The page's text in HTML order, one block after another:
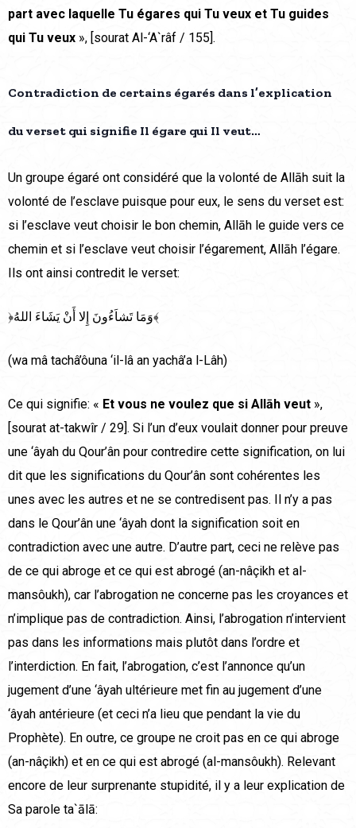
part avec laquelle Tu égares qui Tu veux et Tu guides
qui Tu veux », [sourat Al-‘A`râf / 155].
Contradiction de certains égarés dans l’explication
du verset qui signifie Il égare qui Il veut…
Un groupe égaré ont considéré que la volonté de Allāh suit la
volonté de l’esclave puisque pour eux, le sens du verset est:
si l’esclave veut choisir le bon chemin, Allāh le guide vers ce
chemin et si l’esclave veut choisir l’égarement, Allāh l’égare.
Ils ont ainsi contredit le verset:
﴿وَمَا تَشاَءُونَ إِلا أَنْ يَشَاءَ اللهُ﴾
(wa mâ tachâ’ôuna ‘il-lâ an yachâ’a l-Lâh)
Ce qui signifie: « Et vous ne voulez que si Allāh veut »,
[sourat at-takwîr / 29]. Si l’un d’eux voulait donner pour preuve
une ‘âyah du Qour’ân pour contredire cette signification, on lui
dit que les significations du Qour’ân sont cohérentes les
unes avec les autres et ne se contredisent pas. Il n’y a pas
dans le Qour’ân une ‘âyah dont la signification soit en
contradiction avec une autre. D’autre part, ceci ne relève pas
de ce qui abroge et ce qui est abrogé (an-nâçikh et al-
mansôukh), car l’abrogation ne concerne pas les croyances et
n’implique pas de contradiction. Ainsi, l’abrogation n’intervient
pas dans les informations mais plutôt dans l’ordre et
l’interdiction. En fait, l’abrogation, c’est l’annonce qu’un
jugement d’une ‘âyah ultérieure met fin au jugement d’une
‘âyah antérieure (et ceci n’a lieu que pendant la vie du
Prophète). En outre, ce groupe ne croit pas en ce qui abroge
(an-nâçikh) et en ce qui est abrogé (al-mansôukh). Relevant
encore de leur surprenante stupidité, il y a leur explication de
Sa parole ta`ālā: